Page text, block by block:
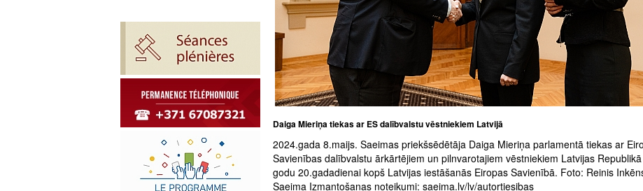
Daiga Mieriņa tiekas ar ES dalībvalstu vēstniekiem Latvijā
2024.gada 8.maijs. Saeimas priekšsēdētāja Daiga Mieriņa parlamentā tiekas ar
Savienības dalībvalstu ārkārtējiem un pilnvarotajiem vēstniekiem Latvijas
godu 20.gadadienai kopš Latvijas iestāšanās Eiropas Savienībā. Foto: Reinis
Saeima Izmantošanas noteikumi: saeima.lv/lv/autortiesibas